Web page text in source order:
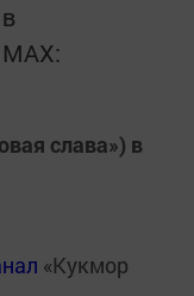
слава») в
«Кукмор